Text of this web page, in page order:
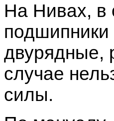
На Нивах, в
двурядные,
случае
силы.